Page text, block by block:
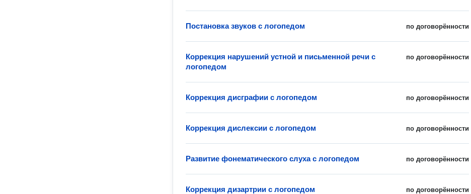
по договорённости
Постановка звуков с логопедом
по договорённости
Коррекция нарушений устной и письменной речи с
логопедом
по договорённости
Коррекция дисграфии с логопедом
по договорённости
Коррекция дислексии с логопедом
по договорённости
Развитие фонематического слуха с логопедом
по договорённости
Коррекция дизартрии с логопедом